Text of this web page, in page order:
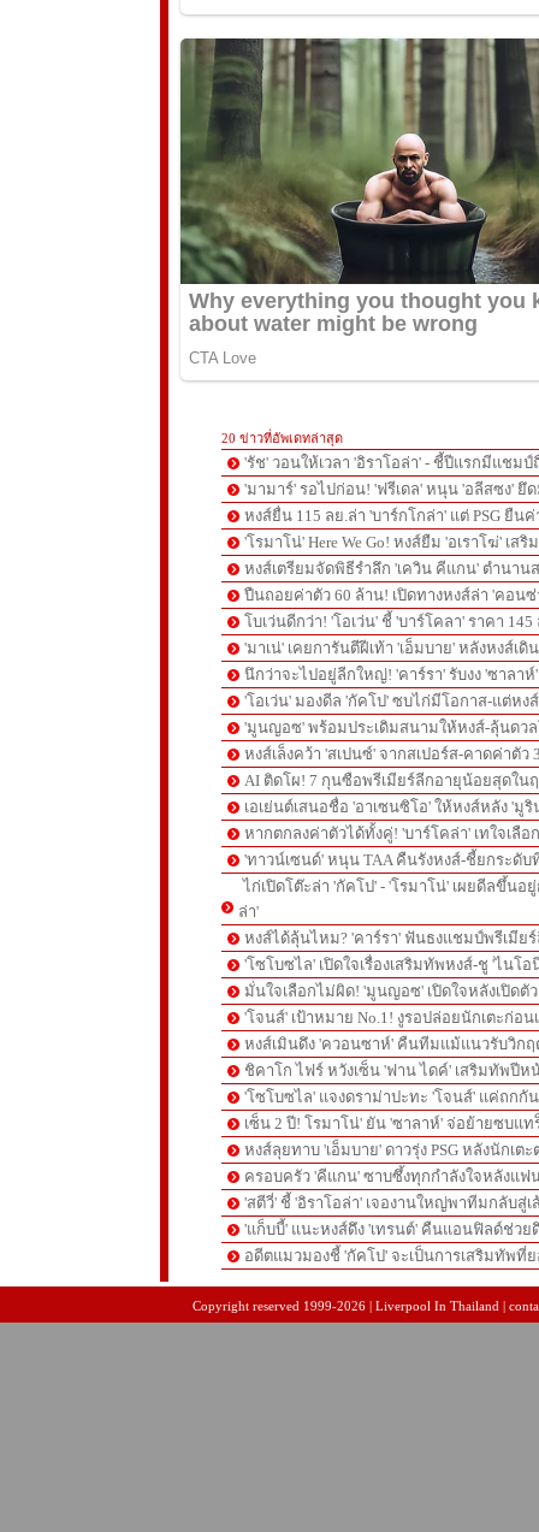
20 ข่าวที่อัพเดทล่าสุด
'รัช' วอนให้เวลา 'อิราโอล่า' - ชี้ปีแรกมีแชมป์
'มามาร์' รอไปก่อน! 'ฟรีเดล' หนุน 'อลีสซง' ยึ
หงส์ยื่น 115 ลย.ล่า 'บาร์กโกล่า' แต่ PSG ยืนค่
'โรมาโน่' Here We Go! หงส์ยืม 'อเราโฆ่' เสริ
หงส์เตรียมจัดพิธีรำลึก 'เควิน คีแกน' ตำนาน
ปืนถอยค่าตัว 60 ล้าน! เปิดทางหงส์ล่า 'คอนซ่
โบเว่นดีกว่า! 'โอเว่น' ชี้ 'บาร์โคลา' ราคา
'มาเน่' เคยการันตีฝีเท้า 'เอ็มบาย' หลังหงส์เดิ
นึกว่าจะไปอยู่ลีกใหญ่! 'คาร์รา' รับงง 'ซาลา
'โอเว่น' มองดีล 'กัคโป' ซบไก่มีโอกาส-แต่ห
'มูนญอซ' พร้อมประเดิมสนามให้หงส์-ลุ้นดว
หงส์เล็งคว้า 'สเปนซ์' จากสเปอร์ส-คาดค่าตัว
AI ติดโผ! 7 กุนซือพรีเมียร์ลีกอายุน้อยสุดใน
เอเย่นต์เสนอชื่อ 'อาเซนซิโอ' ให้หงส์หลัง 'มู
หากตกลงค่าตัวได้ทั้งคู่! 'บาร์โคล่า' เทใจเลือ
'ทาวน์เซนด์' หนุน TAA คืนรังหงส์-ชี้ยกระดั
ไก่เปิดโต๊ะล่า 'กัคโป' - 'โรมาโน่' เผยดีลขึ้นอ
ล่า'
หงส์ได้ลุ้นไหม? 'คาร์รา' ฟันธงแชมป์พรีเมีย
'โซโบซไล' เปิดใจเรื่องเสริมทัพหงส์-ชู 'ไนโ
มั่นใจเลือกไม่ผิด! 'มูนญอซ' เปิดใจหลังเปิดตั
'โจนส์' เป้าหมาย No.1! งูรอปล่อยนักเตะก่อ
หงส์เมินดึง 'ควอนซาห์' คืนทีมแม้แนวรับวิก
ชิคาโก ไฟร์ หวังเซ็น 'ฟาน ไดค์' เสริมทัพปีห
'โซโบซไล' แจงดราม่าปะทะ 'โจนส์' แค่ถกกั
เซ็น 2 ปี! โรมาโน่' ยัน 'ซาลาห์' จ่อย้ายซบแ
หงส์ลุยทาบ 'เอ็มบาย' ดาวรุ่ง PSG หลังนักเต
ครอบครัว 'คีแกน' ซาบซึ้งทุกกำลังใจหลังแฟ
'สตีวี่' ชี้ 'อิราโอล่า' เจองานใหญ่พาทีมกลับสู่
'แก็บบี้' แนะหงส์ดึง 'เทรนต์' คืนแอนฟิลด์ช่วย
อดีตแมวมองชี้ 'กัคโป' จะเป็นการเสริมทัพที่
Copyright reserved 1999-2026 | Liverpool In Thailand |